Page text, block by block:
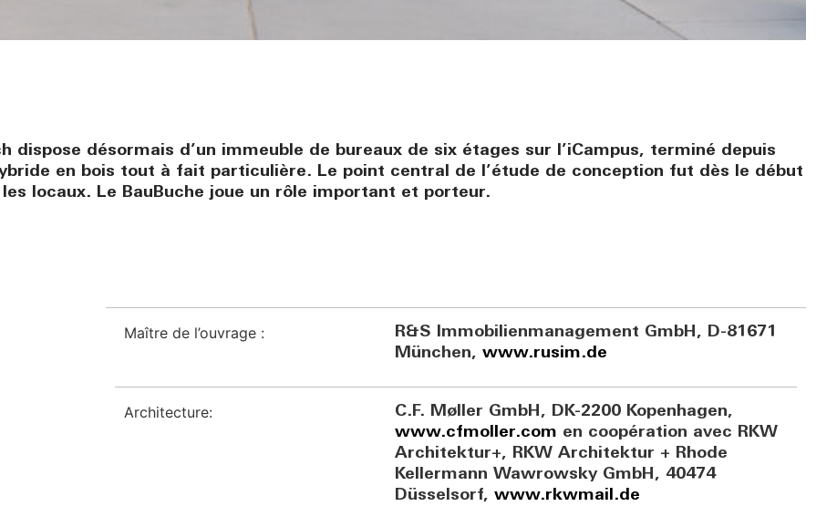
dispose désormais d’un immeuble de bureaux de six étages sur l’iCampus, terminé depuis
en bois tout à fait particulière. Le point central de l’étude de conception fut dès le début
locaux. Le BauBuche joue un rôle important et porteur.
Maître de l’ouvrage :
R&S Immobilienmanagement GmbH, D-81671
München, www.rusim.de
Architecture:
C.F. Møller GmbH, DK-2200 Kopenhagen,
www.cfmoller.com en coopération avec RKW
Architektur+, RKW Architektur + Rhode
Kellermann Wawrowsky GmbH, 40474
Düsselsorf, www.rkwmail.de